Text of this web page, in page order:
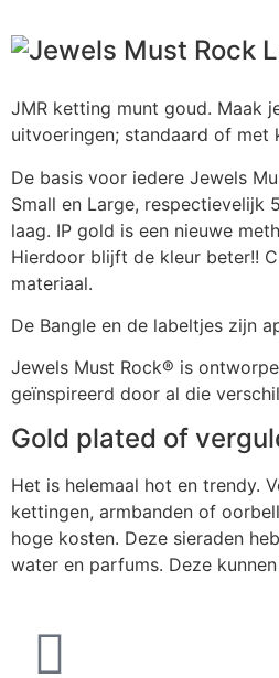
JMR ketting munt goud. Maak
uitvoeringen; standaard of met
De basis voor iedere Jewels
Small en Large, respectievelijk
laag. IP gold is een nieuwe
Hierdoor blijft de kleur beter!!
materiaal.
De Bangle en de labeltjes zijn
Jewels Must Rock® is
geïnspireerd door al die
Gold plated of
Het is helemaal hot en trendy.
kettingen, armbanden of
hoge kosten. Deze sieraden
water en parfums. Deze